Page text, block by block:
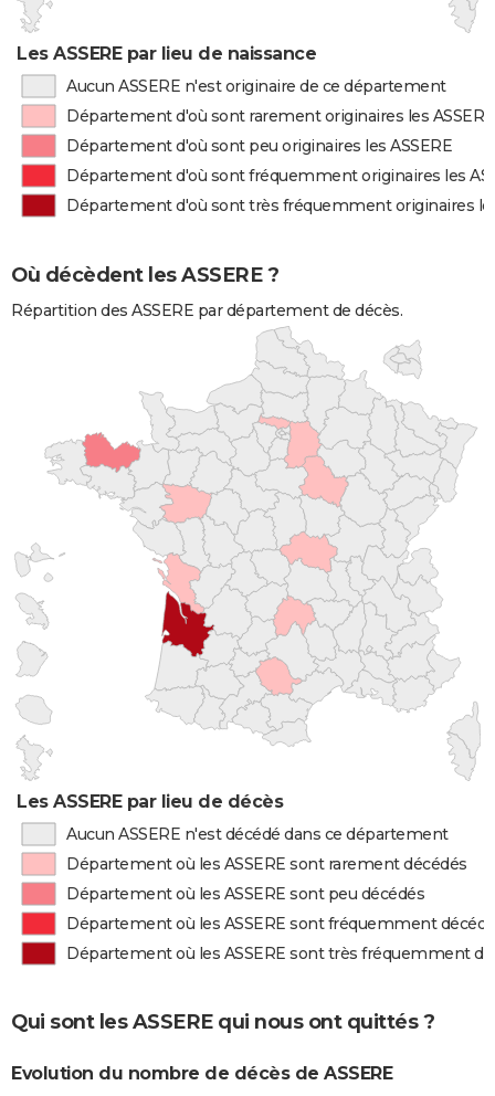
Les ASSERE par lieu de naissance
Aucun ASSERE n'est originaire de ce département
Département d'où sont rarement originaires les ASSERE
Département d'où sont peu originaires les ASSERE
Département d'où sont fréquemment originaires les
Département d'où sont très fréquemment originaires
Où décèdent les ASSERE ?
Répartition des ASSERE par département de décès.
Les ASSERE par lieu de décès
Aucun ASSERE n'est décédé dans ce département
Département où les ASSERE sont rarement décédés
Département où les ASSERE sont peu décédés
Département où les ASSERE sont fréquemment
Département où les ASSERE sont très fréquemment
Qui sont les ASSERE qui nous ont quittés ?
Evolution du nombre de décès de ASSERE